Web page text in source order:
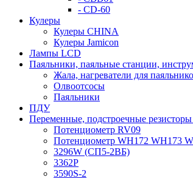
- CD-60
Кулеры
Кулеры CHINA
Кулеры Jamicon
Лампы LCD
Паяльники, паяльные станции,
Жала, нагреватели для
Олвоотсосы
Паяльники
ПДУ
Переменные, подстроечные
Потенциометр RV09
Потенциометр WH172 WH173
3296W (СП5-2ВБ)
3362P
3590S-2